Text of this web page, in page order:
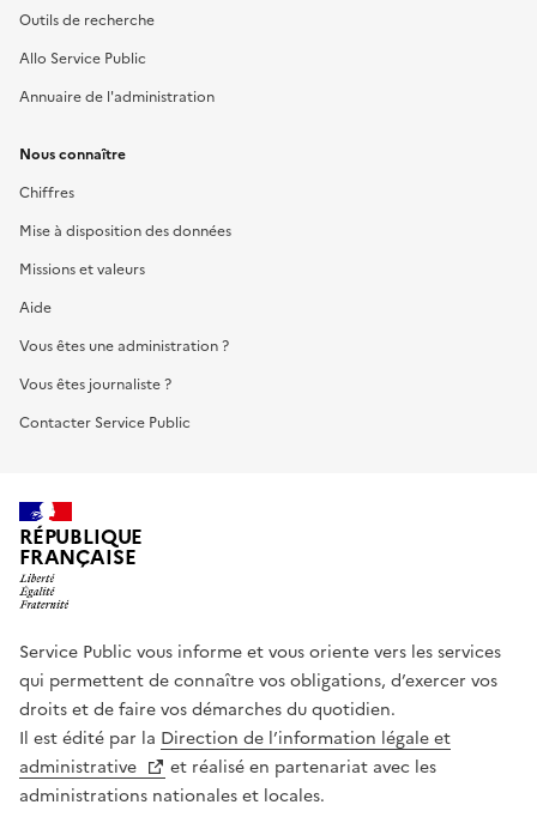
Outils de recherche
Allo Service Public
Annuaire de l'administration
Nous connaître
Chiffres
Mise à disposition des données
Missions et valeurs
Aide
Vous êtes une administration ?
Vous êtes journaliste ?
Contacter Service Public
RÉPUBLIQUE
FRANÇAISE
Service Public vous informe et vous oriente vers les services
qui permettent de connaître vos obligations, d’exercer vos
droits et de faire vos démarches du quotidien.
Il est édité par la Direction de l’information légale et
administrative
et réalisé en partenariat avec les
administrations nationales et locales.